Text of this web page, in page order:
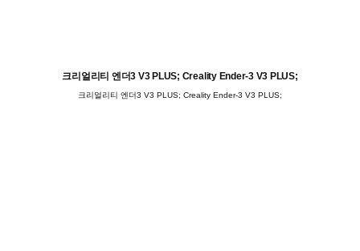
크리얼리티 엔더3 V3 PLUS; Creality Ender-3 V3 PLUS;
크리얼리티 엔더3 V3 PLUS; Creality Ender-3 V3 PLUS;